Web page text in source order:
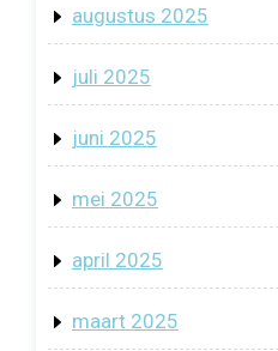
augustus 2025
juli 2025
juni 2025
mei 2025
april 2025
maart 2025